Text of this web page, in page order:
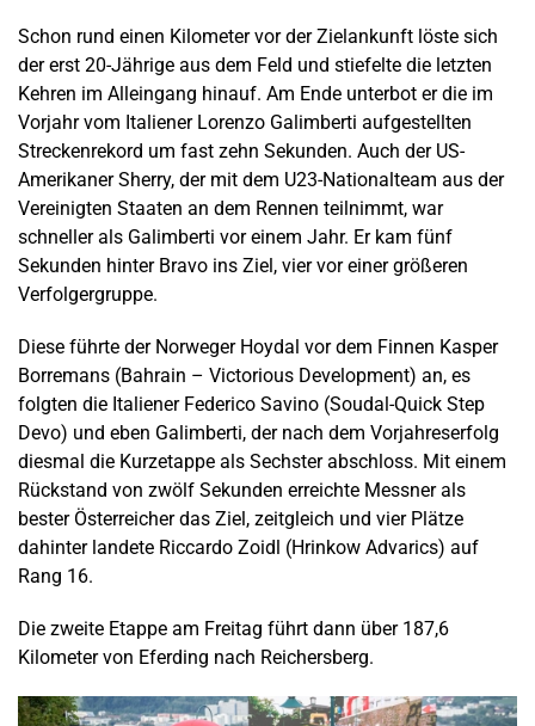
Schon rund einen Kilometer vor der Zielankunft löste sich
der erst 20-Jährige aus dem Feld und stiefelte die letzten
Kehren im Alleingang hinauf. Am Ende unterbot er die im
Vorjahr vom Italiener Lorenzo Galimberti aufgestellten
Streckenrekord um fast zehn Sekunden. Auch der US-
Amerikaner Sherry, der mit dem U23-Nationalteam aus der
Vereinigten Staaten an dem Rennen teilnimmt, war
schneller als Galimberti vor einem Jahr. Er kam fünf
Sekunden hinter Bravo ins Ziel, vier vor einer größeren
Verfolgergruppe.
Diese führte der Norweger Hoydal vor dem Finnen Kasper
Borremans (Bahrain – Victorious Development) an, es
folgten die Italiener Federico Savino (Soudal-Quick Step
Devo) und eben Galimberti, der nach dem Vorjahreserfolg
diesmal die Kurzetappe als Sechster abschloss. Mit einem
Rückstand von zwölf Sekunden erreichte Messner als
bester Österreicher das Ziel, zeitgleich und vier Plätze
dahinter landete Riccardo Zoidl (Hrinkow Advarics) auf
Rang 16.
Die zweite Etappe am Freitag führt dann über 187,6
Kilometer von Eferding nach Reichersberg.